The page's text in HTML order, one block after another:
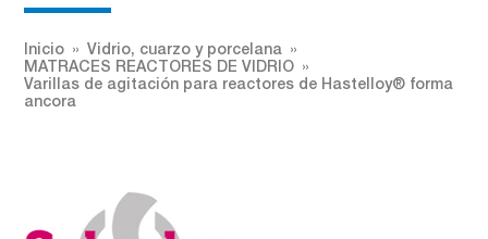
Inicio
Vidrio, cuarzo y porcelana
MATRACES REACTORES DE VIDRIO
Varillas de agitación para reactores de Hastelloy® forma
ancora